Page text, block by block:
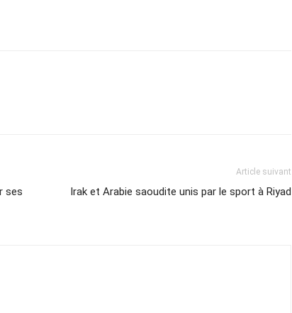
ses
Article suivant
Irak et Arabie saoudite unis par le sport à Riyad